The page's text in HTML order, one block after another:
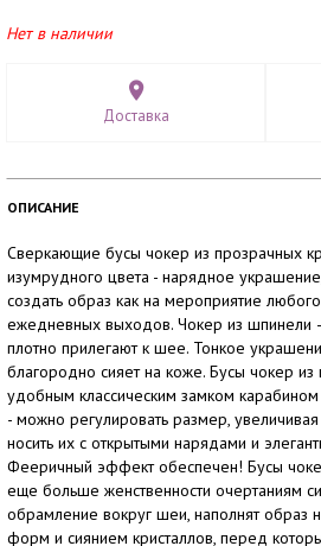
Нет в наличии
Доставка
ОПИСАНИЕ
Сверкающие бусы чокер из прозрачных
изумрудного цвета - нарядное
создать образ как на мероприятие
ежедневных выходов. Чокер из шпинели
плотно прилегают к шее. Тонкое
благородно сияет на коже. Бусы чокер
удобным классическим замком
- можно регулировать размер,
носить их с открытыми нарядами и
Фееричный эффект обеспечен! Бусы
еще больше женственности очертаниям
обрамление вокруг шеи, наполнят образ
форм и сиянием кристаллов, перед